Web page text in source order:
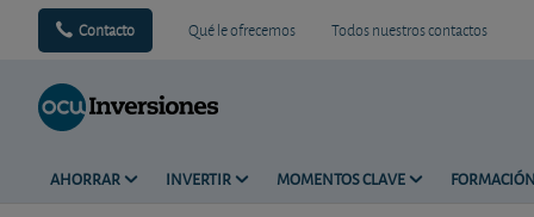
Contacto Qué le ofrecemos Todos nuestros contactos
AHORRAR INVERTIR MOMENTOS CLAVE FORMACIÓN